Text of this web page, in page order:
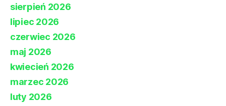
sierpień 2026
lipiec 2026
czerwiec 2026
maj 2026
kwiecień 2026
marzec 2026
luty 2026